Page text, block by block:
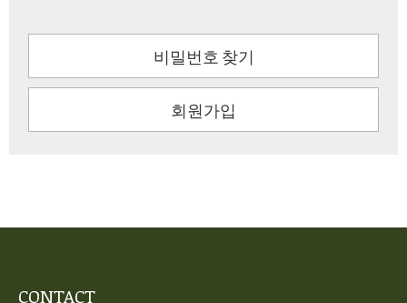
비밀번호 찾기
회원가입
CONTACT